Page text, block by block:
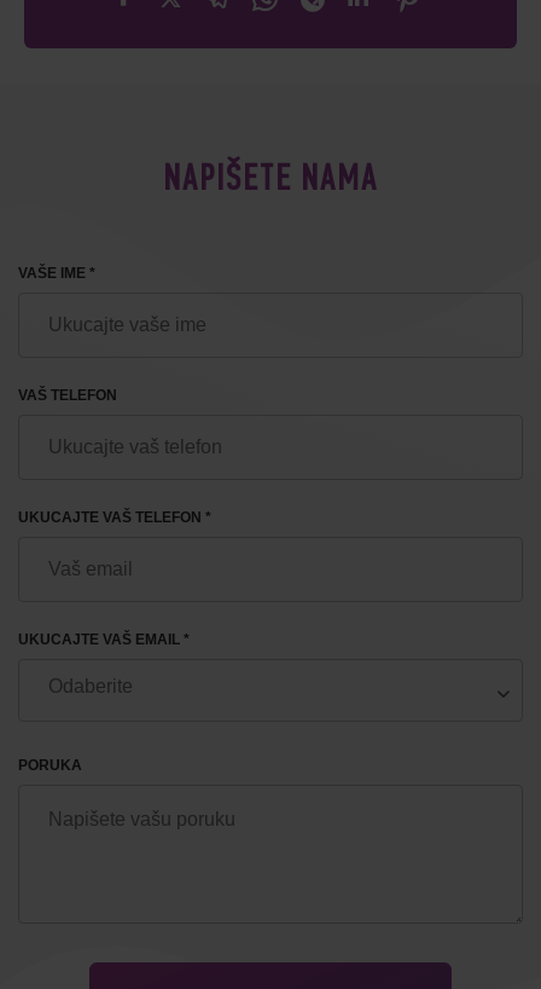
NAPIŠETE NAMA
VAŠE IME *
VAŠ TELEFON
UKUCAJTE VAŠ TELEFON *
UKUCAJTE VAŠ EMAIL *
PORUKA